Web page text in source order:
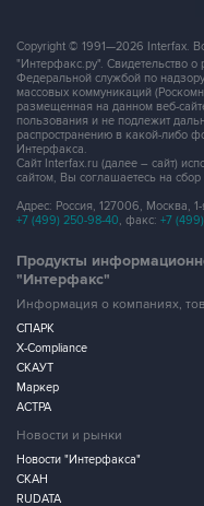
Copyright © 1991—2026 Interfax.
"Интерфакс.ру". Свидетельство
Федеральной службой по
массовых коммуникаций
размещенная на данном веб-
пользования и не подлежит
распространению в какой-либо
Интерфакса.
Сайт Interfax.ru (далее – сайт)
сайтом, Вы соглашаетесь на
Адрес: Россия, 127006, Москва,
+7 (499) 250-98-40, факс: +7
Продукты
"Интерфакс"
Информация о компаниях,
СПАРК
X-Compliance
СКАУТ
Маркер
АСТРА
Новости и рынки
Новости "Интерфакса"
СКАН
RUDATA